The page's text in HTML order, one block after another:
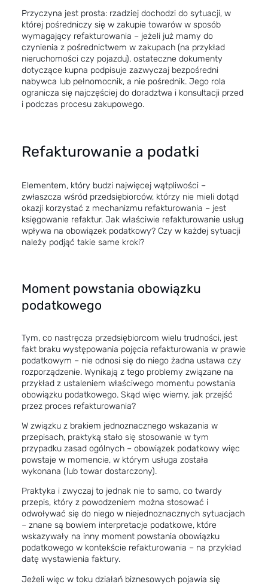
Przyczyna jest prosta: rzadziej dochodzi do sytuacji, w
której pośredniczy się w zakupie towarów w sposób
wymagający refakturowania – jeżeli już mamy do
czynienia z pośrednictwem w zakupach (na przykład
nieruchomości czy pojazdu), ostateczne dokumenty
dotyczące kupna podpisuje zazwyczaj bezpośredni
nabywca lub pełnomocnik, a nie pośrednik. Jego rola
ogranicza się najczęściej do doradztwa i konsultacji przed
i podczas procesu zakupowego.
Refakturowanie a podatki
Elementem, który budzi najwięcej wątpliwości –
zwłaszcza wśród przedsiębiorców, którzy nie mieli dotąd
okazji korzystać z mechanizmu refakturowania – jest
księgowanie refaktur. Jak właściwie refakturowanie usług
wpływa na obowiązek podatkowy? Czy w każdej sytuacji
należy podjąć takie same kroki?
Moment powstania obowiązku
podatkowego
Tym, co nastręcza przedsiębiorcom wielu trudności, jest
fakt braku występowania pojęcia refakturowania w prawie
podatkowym – nie odnosi się do niego żadna ustawa czy
rozporządzenie. Wynikają z tego problemy związane na
przykład z ustaleniem właściwego momentu powstania
obowiązku podatkowego. Skąd więc wiemy, jak przejść
przez proces refakturowania?
W związku z brakiem jednoznacznego wskazania w
przepisach, praktyką stało się stosowanie w tym
przypadku zasad ogólnych – obowiązek podatkowy więc
powstaje w momencie, w którym usługa została
wykonana (lub towar dostarczony).
Praktyka i zwyczaj to jednak nie to samo, co twardy
przepis, który z powodzeniem można stosować i
odwoływać się do niego w niejednoznacznych sytuacjach
– znane są bowiem interpretacje podatkowe, które
wskazywały na inny moment powstania obowiązku
podatkowego w kontekście refakturowania – na przykład
datę wystawienia faktury.
Jeżeli więc w toku działań biznesowych pojawia się